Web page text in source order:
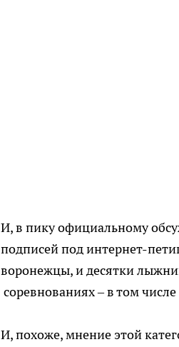
И, в пику официальному
подписей под интернет-
воронежцы, и десятки
соревнованиях – в том
И, похоже, мнение этой